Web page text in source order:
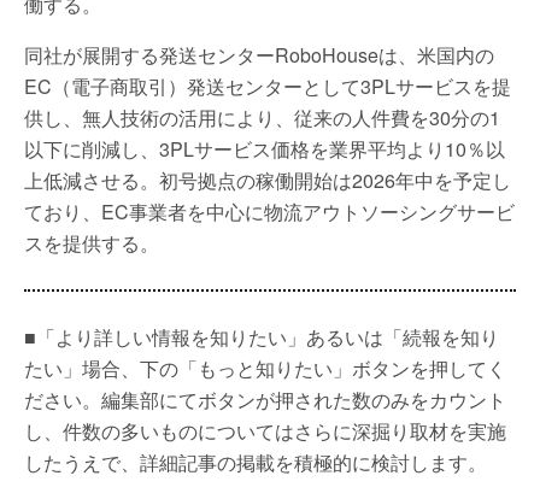
同社が展開する発送センターRoboHouseは、米国内の
EC（電子商取引）発送センターとして3PLサービスを提
供し、無人技術の活用により、従来の人件費を30分の1
以下に削減し、3PLサービス価格を業界平均より10％以
上低減させる。初号拠点の稼働開始は2026年中を予定し
ており、EC事業者を中心に物流アウトソーシングサービ
スを提供する。
■「より詳しい情報を知りたい」あるいは「続報を知り
たい」場合、下の「もっと知りたい」ボタンを押してく
ださい。編集部にてボタンが押された数のみをカウント
し、件数の多いものについてはさらに深掘り取材を実施
したうえで、詳細記事の掲載を積極的に検討します。